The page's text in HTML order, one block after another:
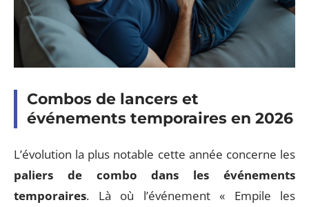
Combos de lancers et
événements temporaires en 2026
L’évolution la plus notable cette année concerne les
paliers de combo dans les événements
temporaires. Là où l’événement « Empile les